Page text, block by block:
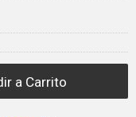
a Carrito